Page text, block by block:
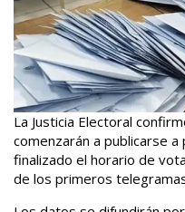
La Justicia Electoral
comenzarán a publicarse
finalizado el horario de
de los primeros